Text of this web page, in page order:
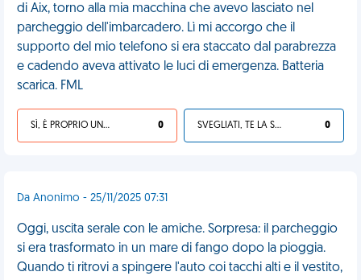
di Aix, torno alla mia macchina che avevo lasciato nel
parcheggio dell'imbarcadero. Lì mi accorgo che il
supporto del mio telefono si era staccato dal parabrezza
e cadendo aveva attivato le luci di emergenza. Batteria
scarica. FML
SÌ, È PROPRIO UNA VDM! 0 SVEGLIATI, TE LA SEI CERCATA! 0
Da Anonimo - 25/11/2025 07:31
Oggi, uscita serale con le amiche. Sorpresa: il parcheggio
si era trasformato in un mare di fango dopo la pioggia.
Quando ti ritrovi a spingere l'auto coi tacchi alti e il vestito,